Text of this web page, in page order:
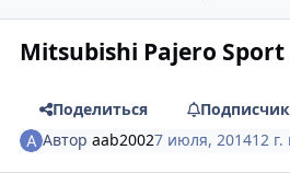
Mitsubishi Pajero Sport
Поделиться
Авторaab20027 июля, 201412 г.